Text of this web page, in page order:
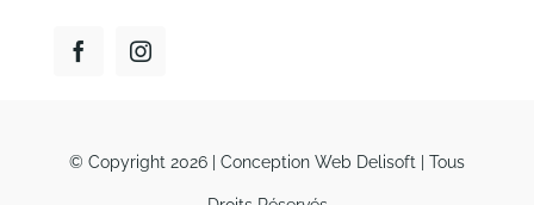
© Copyright 2026 | Conception Web Delisoft | Tous